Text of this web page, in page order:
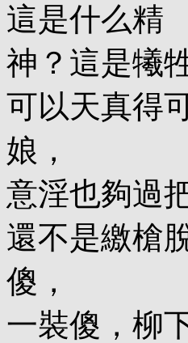
這是什么精
神？這是犧
可以天真得
娘，
意淫也夠過
還不是繳槍
傻，
一裝傻，柳